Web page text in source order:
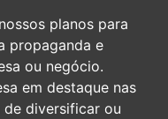
planos para
propaganda e
ou negócio.
em destaque nas
de diversificar ou